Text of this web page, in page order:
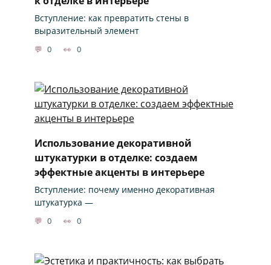
Вступление: как превратить стены в
выразительный элемент
0 0
Использование декоративной
штукатурки в отделке: создаем
эффектные акценты в интерьере
Вступление: почему именно декоративная
штукатурка —
0 0